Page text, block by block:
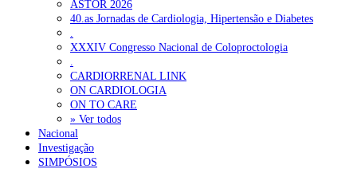
privada da ULS do Algarve 7 de Agosto, 2026
Ordem dos Médicos alerta para riscos no novo sistema de acesso
a consultas e cirurgias
Portugal está a formar os médicos de que precisa?
2026
NOTÍCIAS MAIS LIDAS
ASTOR 2026
40.as Jornadas de Cardiologia, Hipertensão e Diabetes
.
XXXIV Congresso Nacional de Coloproctologia
.
CARDIORRENAL LINK
ON CARDIOLOGIA
ON TO CARE
» Ver todos
Nacional
Investigação
SIMPÓSIOS